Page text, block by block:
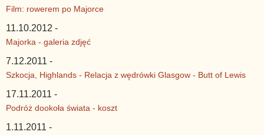
Film: rowerem po Majorce
11.10.2012 -
Majorka - galeria zdjęć
7.12.2011 -
Szkocja, Highlands - Relacja z wędrówki Glasgow - Butt of Lewis
17.11.2011 -
Podróż dookoła świata - koszt
1.11.2011 -